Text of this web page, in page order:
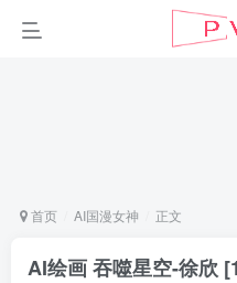
首页 AI国漫女神 正文
AI绘画 吞噬星空-徐欣